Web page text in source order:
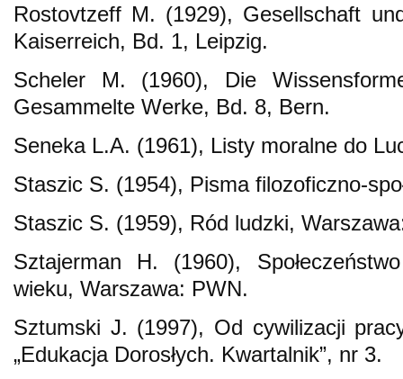
Rostovtzeff M. (1929), Gesellschaft
Kaiserreich, Bd. 1, Leipzig.
Scheler M. (1960), Die
Gesammelte Werke, Bd. 8, Bern.
Seneka L.A. (1961), Listy moralne do
Staszic S. (1954), Pisma filozoficzno-
Staszic S. (1959), Ród ludzki,
Sztajerman H. (1960),
wieku, Warszawa: PWN.
Sztumski J. (1997), Od cywilizacji
„Edukacja Dorosłych. Kwartalnik”, nr 3.